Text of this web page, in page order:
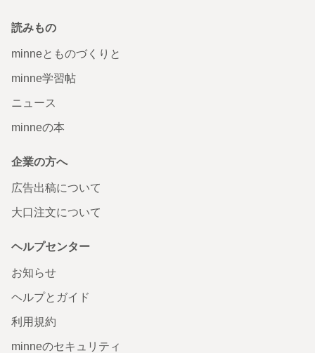
読みもの
minneとものづくりと
minne学習帖
ニュース
minneの本
企業の方へ
広告出稿について
大口注文について
ヘルプセンター
お知らせ
ヘルプとガイド
利用規約
minneのセキュリティ